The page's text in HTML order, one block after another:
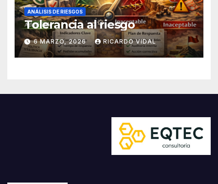
ANÁLISIS DE RIESGOS
Tolerancia al riesgo
6 MARZO, 2026 RICARDO VIDAL